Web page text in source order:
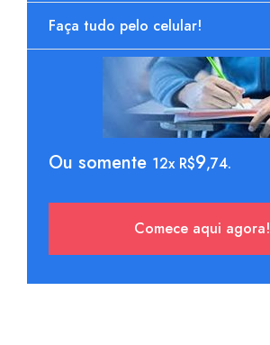
Faça tudo pelo celular!
Ou somente 12x R$9,74.
Comece aqui agora!